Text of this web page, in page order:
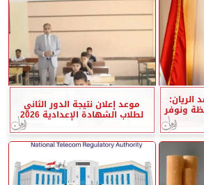
الريان:
ونوفر موعد إعلان نتيجة الدور الثاني
لطلاب الشهادة الإعدادية 2026